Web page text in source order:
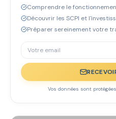
Comprendre le
Découvrir les SCPI et
Préparer sereinement votre
Vos données sont